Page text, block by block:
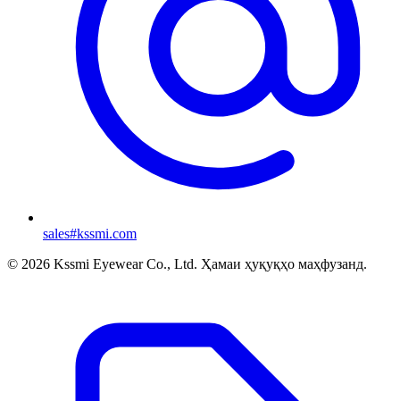
sales#kssmi.com
© 2026 Kssmi Eyewear Co., Ltd. Ҳамаи ҳуқуқҳо маҳфузанд.